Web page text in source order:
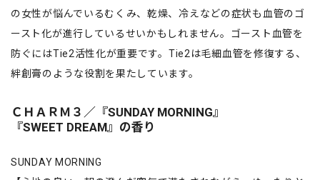
の女性が悩んでいるむくみ、乾燥、冷えなどの症状も血管のゴ
ースト化が進行しているせいかもしれません。ゴースト血管を
防ぐにはTie2活性化が重要です。Tie2は毛細血管を修復する、
絆創膏のような役割を果たしています。
ＣＨＡＲＭ３／『SUNDAY MORNING』
『SWEET DREAM』の香り
SUNDAY MORNING